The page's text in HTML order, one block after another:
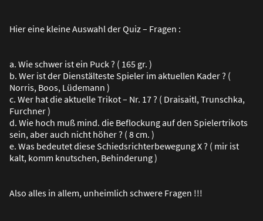
Hier eine kleine Auswahl der Quiz – Fragen :
a. Wie schwer ist ein Puck ? ( 165 gr. )
b. Wer ist der Dienstälteste Spieler im aktuellen Kader ? (
Norris, Boos, Lüdemann )
c. Wer hat die aktuelle Trikot – Nr. 17 ? ( Draisaitl, Trunschka,
Furchner )
d. Wie hoch muß mind. die Beflockung auf den Spielertrikots
sein, aber auch nicht höher ? ( 8 cm. )
e. Was bedeutet diese Schiedsrichterbewegung X ? ( mir ist
kalt, komm knutschen, Behinderung )
Also alles in allem, unheimlich schwere Fragen !!!